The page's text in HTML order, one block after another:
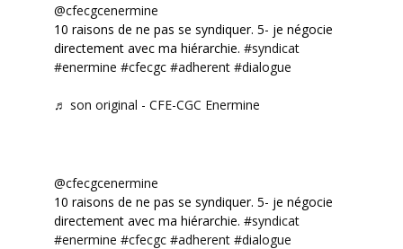
@cfecgcenermine
10 raisons de ne pas se syndiquer. 5- je négocie
directement avec ma hiérarchie. #syndicat
#enermine #cfecgc #adherent #dialogue
♬ son original - CFE-CGC Enermine
@cfecgcenermine
10 raisons de ne pas se syndiquer. 5- je négocie
directement avec ma hiérarchie. #syndicat
#enermine #cfecgc #adherent #dialogue